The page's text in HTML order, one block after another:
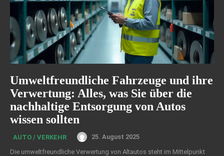
Umweltfreundliche Fahrzeuge und ihre
Verwertung: Alles, was Sie über die
nachhaltige Entsorgung von Autos
wissen sollten
AUTO / VERKEHR
25. August 2025
Die umweltfreundliche Verwertung von Altautos steht im Mittelpunkt